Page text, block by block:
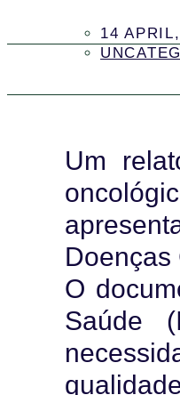
14
Um
Doenças
O
Saúde